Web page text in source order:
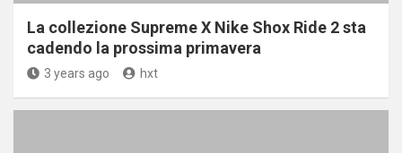
La collezione Supreme X Nike Shox Ride 2 sta
cadendo la prossima primavera
3 years ago hxt